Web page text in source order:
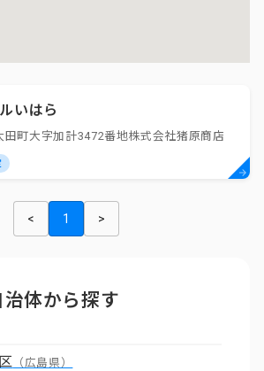
いはら
田町大字加計3472番地株式会社猪原商店
< 1 >
体から探す
（広島県）